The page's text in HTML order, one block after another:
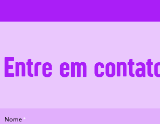
Entre em
Nome